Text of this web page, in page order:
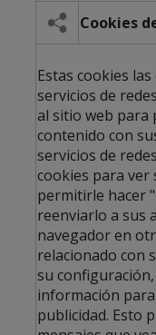
Cookies
Estas cookies
servicios de
al sitio web
contenido con
servicios de
cookies para ver
permitirle hacer
reenviarlo a sus
navegador en
relacionado con
su
información
publicidad. Esto